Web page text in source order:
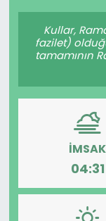
Kullar,
fazilet)
tamamının
İMSAK
04:31